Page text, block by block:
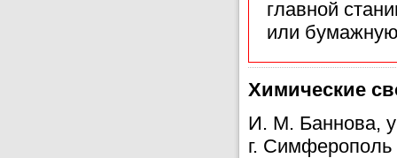
главной
или
Химические
И. М. Баннова,
г. Симферополь